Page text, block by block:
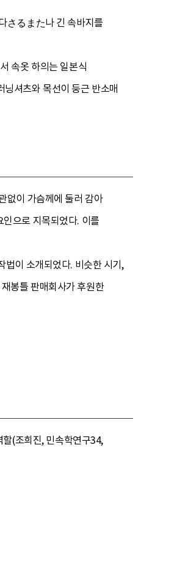
さるまた나 긴 속바지를
속옷 하의는 일본식
셔츠와 목선이 둥근 반소매
없이 가슴께에 둘러 감아
으로 지목되었다. 이를
법이 소개되었다. 비슷한 시기,
봉틀 판매회사가 후원한
(조희진, 민속학연구34,